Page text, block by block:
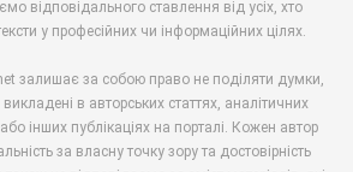
відповідального ставлення від усіх, хто
у професійних чи інформаційних цілях.
залишає за собою право не поділяти думки,
в авторських статтях, аналітичних
інших публікаціях на порталі. Кожен автор
за власну точку зору та достовірність